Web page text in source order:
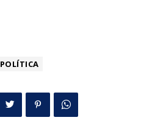
POLÍTICA